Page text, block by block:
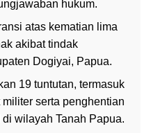
hukum.
atas kematian lima
akibat tindak
Dogiyai, Papua.
19 tuntutan, termasuk
serta penghentian
wilayah Tanah Papua.